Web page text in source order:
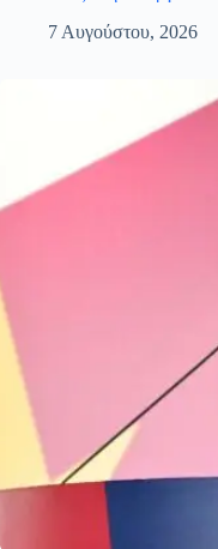
7 Αυγούστου, 2026